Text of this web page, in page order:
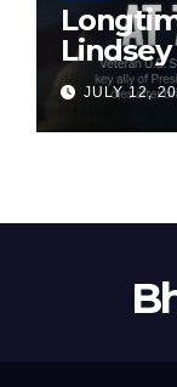
Lindsey
at 71
JULY 12,